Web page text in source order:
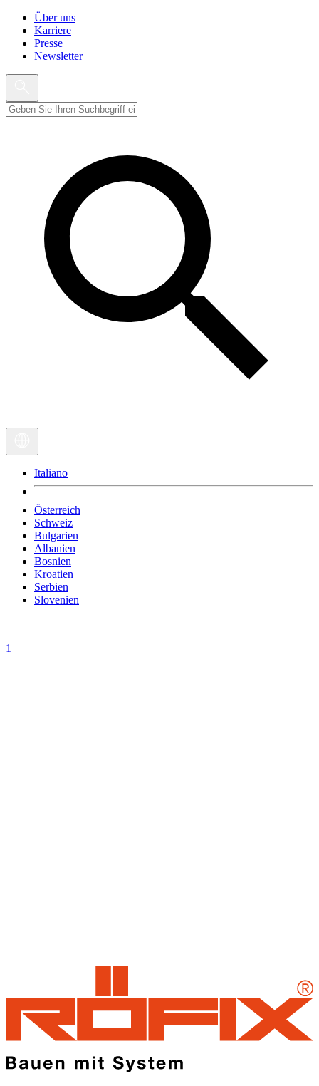
Über uns
Karriere
Presse
Newsletter
Italiano
Österreich
Schweiz
Bulgarien
Albanien
Bosnien
Kroatien
Serbien
Slovenien
1